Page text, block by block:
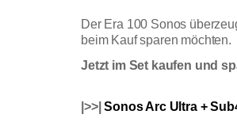
Der Era 100 Sonos
beim Kauf sparen möchten.
Jetzt im Set kaufen und
|>>|Sonos Arc Ultra +